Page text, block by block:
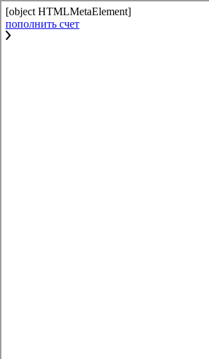
[object HTMLMetaElement]
пополнить счет